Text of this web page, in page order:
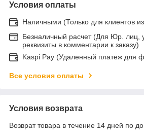
Условия оплаты
Наличными (Только для клиентов из
Безналичный расчет (Для Юр. лиц,
реквизиты в комментарии к заказу)
Kaspi Pay (Удаленный платеж для
Все условия оплаты
Условия возврата
Возврат товара в течение 14 дней по